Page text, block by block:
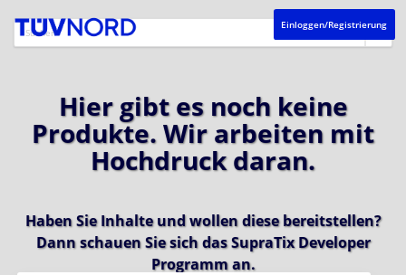
Einloggen/Registrierung
Hier gibt es noch keine
Produkte. Wir arbeiten mit
Hochdruck daran.
Haben Sie Inhalte und wollen diese bereitstellen?
Dann schauen Sie sich dasSupraTix Developer
Programman.